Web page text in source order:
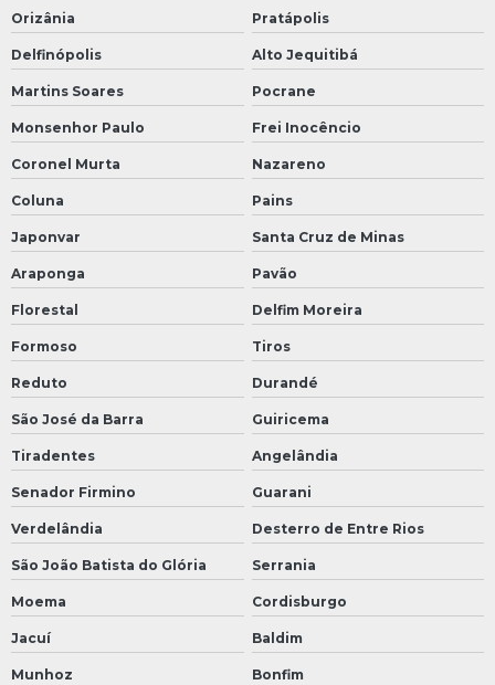
Orizânia Pratápolis
Delfinópolis Alto Jequitibá
Martins Soares Pocrane
Monsenhor Paulo Frei Inocêncio
Coronel Murta Nazareno
Coluna Pains
Japonvar Santa Cruz de Minas
Araponga Pavão
Florestal Delfim Moreira
Formoso Tiros
Reduto Durandé
São José da Barra Guiricema
Tiradentes Angelândia
Senador Firmino Guarani
Verdelândia Desterro de Entre Rios
São João Batista do Glória Serrania
Moema Cordisburgo
Jacuí Baldim
Munhoz Bonfim